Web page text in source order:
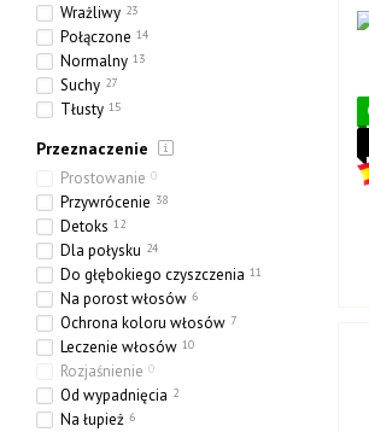
Wrażliwy 23
Połączone 14
Normalny 13
Suchy 27
Tłusty 15
Przeznaczenie
Prostowanie 0
Przywrócenie 38
Detoks 12
Dla połysku 24
Do głębokiego czyszczenia 11
Na porost włosów 6
Ochrona koloru włosów 7
Leczenie włosów 10
Rozjaśnienie 0
Od wypadnięcia 2
Na łupież 6